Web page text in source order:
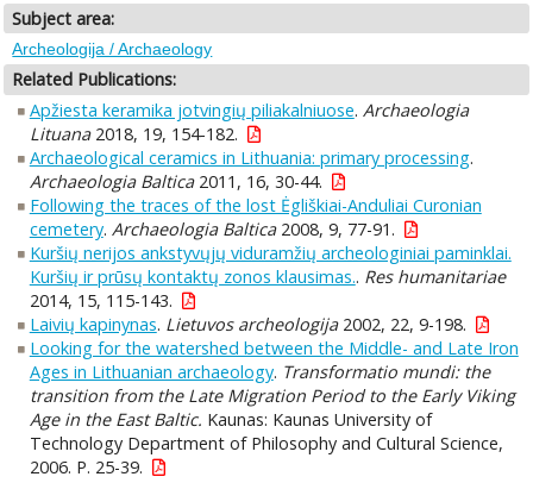
Subject area:
Archeologija / Archaeology
Related Publications:
Apžiesta keramika jotvingių piliakalniuose. Archaeologia
Lituana2018, 19, 154-182.
Archaeological ceramics in Lithuania: primary processing.
Archaeologia Baltica2011, 16, 30-44.
Following the traces of the lost Ėgliškiai-Anduliai Curonian
cemetery. Archaeologia Baltica2008, 9, 77-91.
Kuršių nerijos ankstyvųjų viduramžių archeologiniai paminklai.
Kuršių ir prūsų kontaktų zonos klausimas.. Res humanitariae
2014, 15, 115-143.
Laivių kapinynas. Lietuvos archeologija2002, 22, 9-198.
Looking for the watershed between the Middle- and Late Iron
Ages in Lithuanian archaeology. Transformatio mundi: the
transition from the Late Migration Period to the Early Viking
Age in the East Baltic. Kaunas: Kaunas University of
Technology Department of Philosophy and Cultural Science,
2006. P. 25-39.